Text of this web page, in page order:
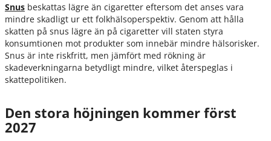
Snus beskattas lägre än cigaretter eftersom det anses vara
mindre skadligt ur ett folkhälsoperspektiv. Genom att hålla
skatten på snus lägre än på cigaretter vill staten styra
konsumtionen mot produkter som innebär mindre hälsorisker.
Snus är inte riskfritt, men jämfört med rökning är
skadeverkningarna betydligt mindre, vilket återspeglas i
skattepolitiken.
Den stora höjningen kommer först
2027